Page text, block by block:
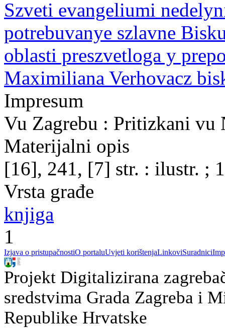
Szveti evangeliumi
potrebuvanye szlavne
oblasti preszvetloga y
Maximiliana Verhovacz
Impresum
Vu Zagrebu : Pritizkani vu
Materijalni opis
[16], 241, [7] str. : ilustr. ;
Vrsta građe
knjiga
1
Izjava o pristupačnostiO portaluUvjeti korištenjaLinkoviSuradnici
Projekt Digitalizirana
sredstvima Grada Zagreba i
Republike Hrvatske